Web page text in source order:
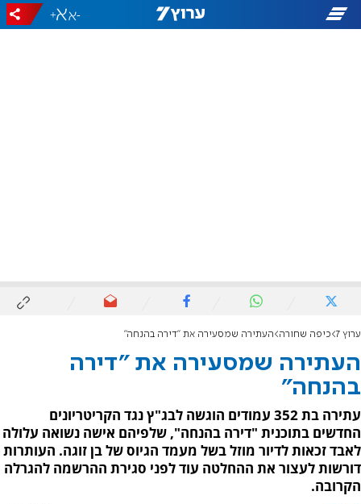
-
+
ערוץ 7 כיפה שחורה העתירה שמסעירה את "דירה בהנחה"
העתירה שמסעירה את "דירה
בהנחה"
עתירה בת 352 עמודים הוגשה לבג"ץ נגד הקריטריונים
החדשים בתוכנית "דירה בהנחה", שלפיהם אישה נשואה עלולה
לאבד זכאות לדיור מוזל בשל מעמד הגיוס של בן זוגה. העותרות
דורשות לעצור את ההחלטה עוד לפני סגירת ההרשמה להגרלה
הקרובה.